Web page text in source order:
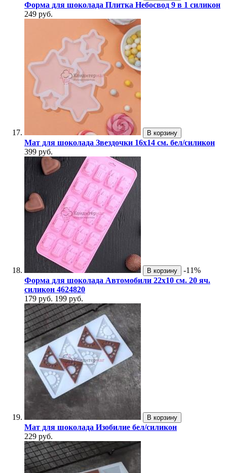
Форма для шоколада Плитка Небосвод 9 в 1 силикон
249 руб.
В корзину
Мат для шоколада Звездочки 16х14 см. бел/силикон
399 руб.
В корзину
-11%
Форма для шоколада Автомобили 22х10 см. 20 яч.
силикон 4624820
179 руб. 199 руб.
В корзину
Мат для шоколада Изобилие бел/силикон
229 руб.